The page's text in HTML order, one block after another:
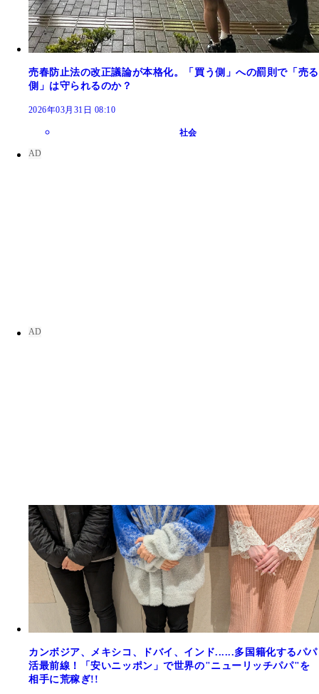
売春防止法の改正議論が本格化。「買う側」への罰則で「売る
側」は守られるのか？
2026年03月31日 08:10
社会
カンボジア、メキシコ、ドバイ、インド......多国籍化するパパ
活最前線！「安いニッポン」で世界の"ニューリッチパパ"を
相手に荒稼ぎ!!